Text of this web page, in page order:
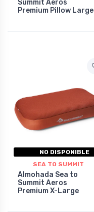
Summit Aeros
Premium Pillow Large
NO DISPONIBLE
SEA TO SUMMIT
Almohada Sea to
Summit Aeros
Premium X-Large